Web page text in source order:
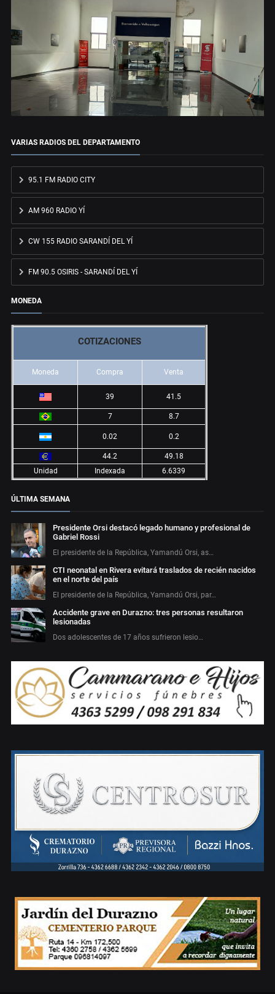
VARIAS RADIOS DEL DEPARTAMENTO
95.1 FM RADIO CITY
AM 960 RADIO YÍ
CW 155 RADIO SARANDÍ DEL YÍ
FM 90.5 OSIRIS - SARANDÍ DEL YÍ
MONEDA
COTIZACIONES
Moneda Compra Venta
39 41.5
7 8.7
0.02 0.2
44.2
49.18
Unidad
Indexada 6.6339
ÚLTIMA SEMANA
Presidente Orsi destacó legado humano y profesional de
Gabriel Rossi
El presidente de la República, Yamandú Orsi, as…
CTI neonatal en Rivera evitará traslados de recién nacidos
en el norte del país
El presidente de la República, Yamandú Orsi, par…
Accidente grave en Durazno: tres personas resultaron
lesionadas
Dos adolescentes de 17 años sufrieron lesio…